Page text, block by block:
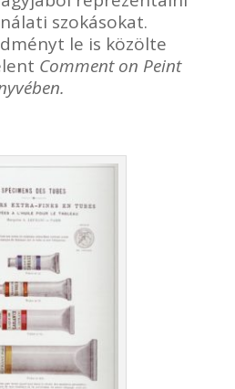
szokásokat.
le is közölte
Comment on Peint